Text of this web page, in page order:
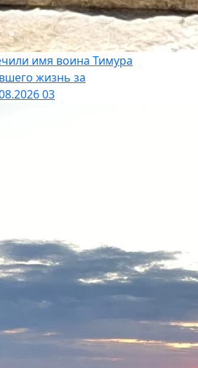
имя воина Тимура
жизнь за
03